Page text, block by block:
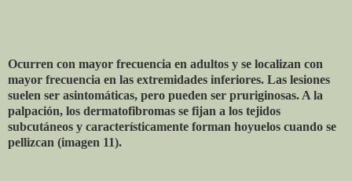
Ocurren con mayor frecuencia en adultos y se localizan con
mayor frecuencia en las extremidades inferiores. Las lesiones
suelen ser asintomáticas, pero pueden ser pruriginosas. A la
palpación, los dermatofibromas se fijan a los tejidos
subcutáneos y característicamente forman hoyuelos cuando se
pellizcan (imagen 11).